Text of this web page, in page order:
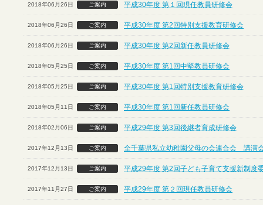
2018年06月26日 ご案内 平成30年度 第１回現任教員研修会
2018年06月26日 ご案内 平成30年度 第2回特別支援教育研修会
2018年06月26日 ご案内 平成30年度 第2回新任教員研修会
2018年05月25日 ご案内 平成30年度 第1回中堅教員研修会
2018年05月25日 ご案内 平成30年度 第1回特別支援教育研修会
2018年05月11日 ご案内 平成30年度 第1回新任教員研修会
2018年02月06日 ご案内 平成29年度 第3回後継者育成研修会
2017年12月13日 ご案内 全千葉県私立幼稚園父母の会連合会 講演
2017年12月13日 ご案内 平成29年度 第2回子ども子育て支援新制度
2017年11月27日 ご案内 平成29年度 第２回現任教員研修会